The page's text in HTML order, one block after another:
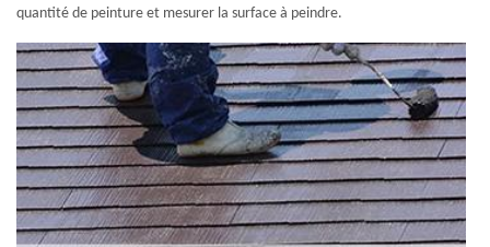
quantité de peinture et mesurer la surface à peindre.